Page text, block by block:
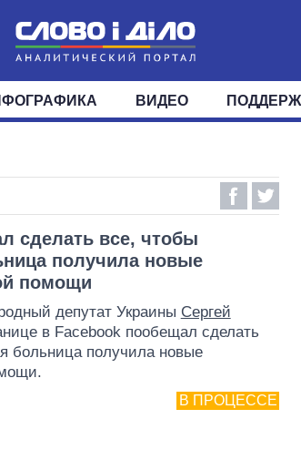
МИР
ОКРУГА
ВИДЕО
сделать все, чтобы
получила новые
помощи
депутат Украины Сергей
в Facebook пообещал сделать
больница получила новые
В ПРОЦЕССЕ